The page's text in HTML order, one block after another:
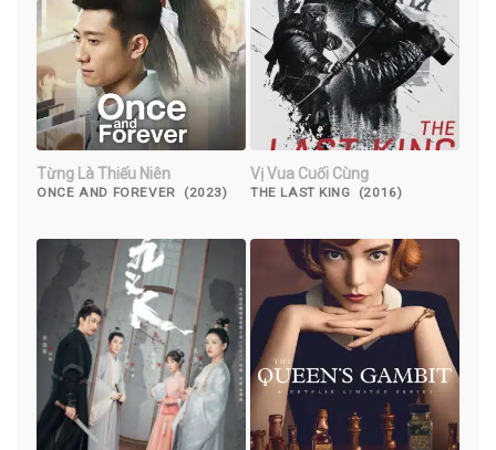
Từng Là Thiếu Niên
ONCE AND FOREVER (2023)
Vị Vua Cuối Cùng
THE LAST KING (2016)